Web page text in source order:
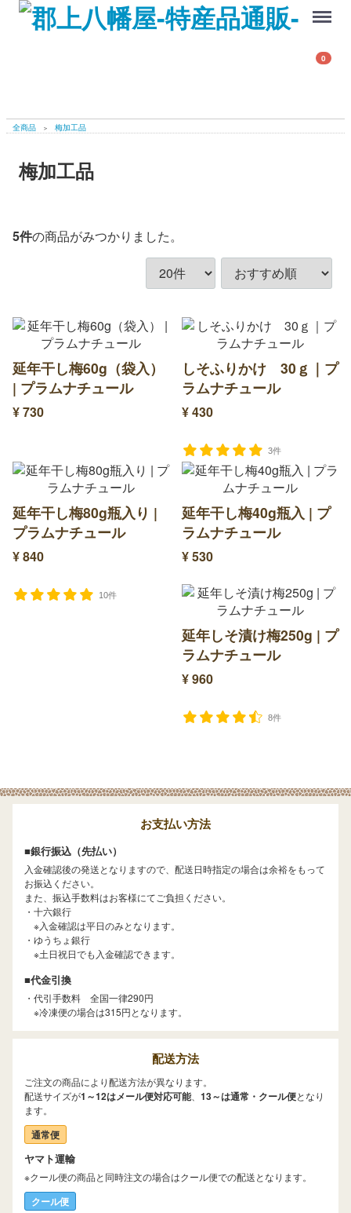
0
Menu
全商品 梅加工品
梅加工品
5件の商品がみつかりました。
延年干し梅60g（袋入）
| プラムナチュール
¥ 730
しそふりかけ 30ｇ｜プ
ラムナチュール
¥ 430
3件
延年干し梅80g瓶入り |
プラムナチュール
¥ 840
10件
延年干し梅40g瓶入 | プ
ラムナチュール
¥ 530
延年しそ漬け梅250g | プ
ラムナチュール
¥ 960
8件
お支払い方法
■銀行振込（先払い）
入金確認後の発送となりますので、配送日時指定の場合は余裕をもって
お振込ください。
また、振込手数料はお客様にてご負担ください。
・十六銀行
※入金確認は平日のみとなります。
・ゆうちょ銀行
※土日祝日でも入金確認できます。
■代金引換
・代引手数料 全国一律290円
※冷凍便の場合は315円となります。
配送方法
ご注文の商品により配送方法が異なります。
配送サイズが1～12はメール便対応可能、 13～は通常・クール便となり
ます。
通常便
ヤマト運輸
※クール便の商品と同時注文の場合はクール便での配送となります。
クール便